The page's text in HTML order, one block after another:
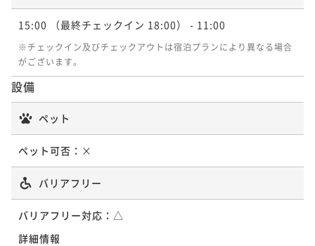
15:00 （最終チェックイン 18:00） - 11:00
※チェックイン及びチェックアウトは宿泊プランにより異なる場合
がございます。
設備
ペット
ペット可否： ×
バリアフリー
バリアフリー対応： △
詳細情報